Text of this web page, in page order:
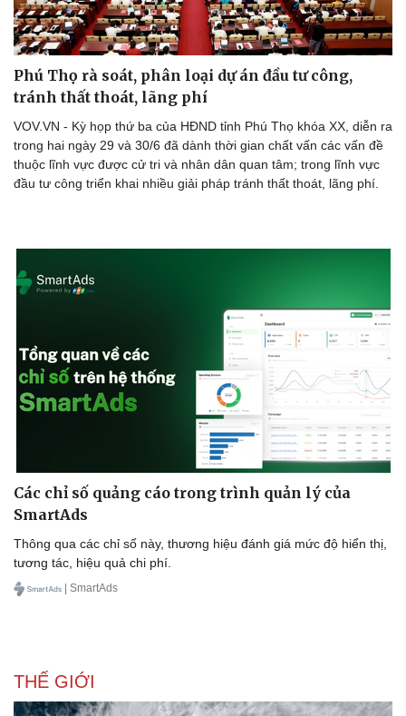
Văn hóa
Sân khấu - Điện ảnh
Di sản
Giải trí
Nghệ sĩ
Phú Thọ rà soát, phân loại dự án đầu tư công,
tránh thất thoát, lãng phí
VOV.VN - Kỳ họp thứ ba của HĐND tỉnh Phú Thọ khóa XX, diễn ra
trong hai ngày 29 và 30/6 đã dành thời gian chất vấn các vấn đề
thuộc lĩnh vực được cử tri và nhân dân quan tâm; trong lĩnh vực
đầu tư công triển khai nhiều giải pháp tránh thất thoát, lãng phí.
Các chỉ số quảng cáo trong trình quản lý của
SmartAds
Thông qua các chỉ số này, thương hiệu đánh giá mức độ hiển thị,
tương tác, hiệu quả chi phí.
| SmartAds
THẾ GIỚI